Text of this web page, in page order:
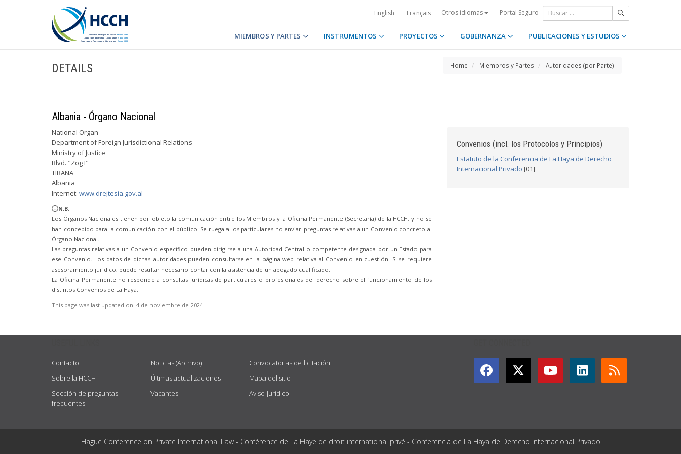
English Français Otros idiomas Portal Seguro
MIEMBROS Y PARTES INSTRUMENTOS PROYECTOS GOBERNANZA PUBLICACIONES Y ESTUDIOS
DETAILS Home Miembros y Partes Autoridades (por Parte)
Albania - Órgano Nacional
National Organ
Department of Foreign Jurisdictional Relations
Ministry of Justice
Blvd. "Zog I"
TIRANA
Albania
Internet: www.drejtesia.gov.al
N.B.
Los Órganos Nacionales tienen por objeto la comunicación entre los Miembros y la Oficina Permanente (Secretaría) de la HCCH, y no se
han concebido para la comunicación con el público. Se ruega a los particulares no enviar preguntas relativas a un Convenio concreto al
Órgano Nacional.
Las preguntas relativas a un Convenio específico pueden dirigirse a una Autoridad Central o competente designada por un Estado para
ese Convenio. Los datos de dichas autoridades pueden consultarse en la página web relativa al Convenio en cuestión. Si se requiere
asesoramiento jurídico, puede resultar necesario contar con la asistencia de un abogado cualificado.
La Oficina Permanente no responde a consultas jurídicas de particulares o profesionales del derecho sobre el funcionamiento de los
distintos Convenios de La Haya.
This page was last updated on: 4 de noviembre de 2024
Convenios (incl. los Protocolos y Principios)
Estatuto de la Conferencia de La Haya de Derecho
Internacional Privado [01]
Contacto
Sobre la HCCH
Sección de preguntas
frecuentes
Noticias (Archivo)
Últimas actualizaciones
Vacantes
Convocatorias de licitación
Mapa del sitio
Aviso jurídico
Hague Conference on Private International Law - Conférence de La Haye de droit international privé - Conferencia de La Haya de Derecho Internacional Privado